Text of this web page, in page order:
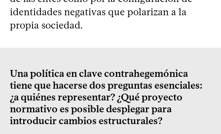
identidades negativas que polarizan a la
propia sociedad.
Una política en clave contrahegemónica
tiene que hacerse dos preguntas esenciales:
¿a quiénes representar? ¿Qué proyecto
normativo es posible desplegar para
introducir cambios estructurales?